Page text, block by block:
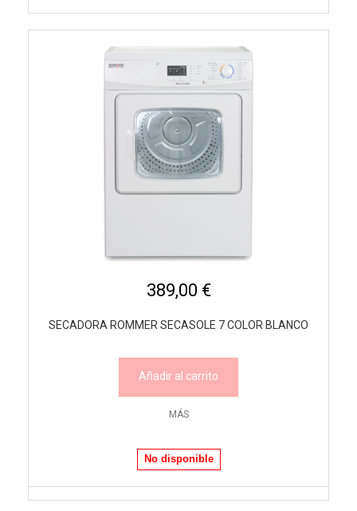
389,00 €
SECADORA ROMMER SECASOLE 7 COLOR BLANCO
Añadir al carrito
MÁS
No disponible